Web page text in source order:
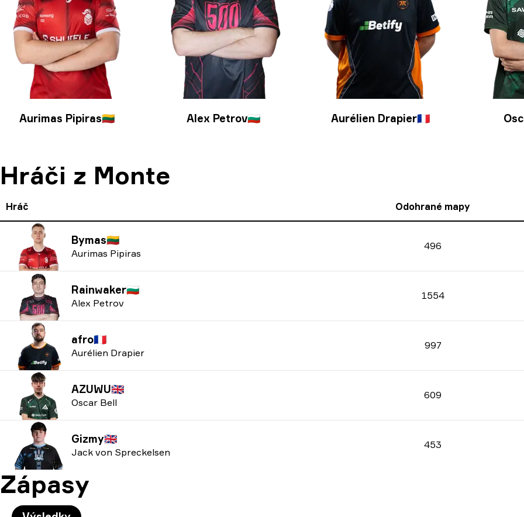
Aurimas Pipiras🇱🇹 Alex Petrov🇧🇬 Aurélien Drapier🇫🇷
Hráči z Monte
Hráč Odohrané mapy
Bymas🇱🇹
Aurimas Pipiras
496
Rainwaker🇧🇬
Alex Petrov
1554
afro🇫🇷
Aurélien Drapier
997
AZUWU🇬🇧
Oscar Bell
609
Gizmy🇬🇧
Jack von Spreckelsen
453
Zápasy